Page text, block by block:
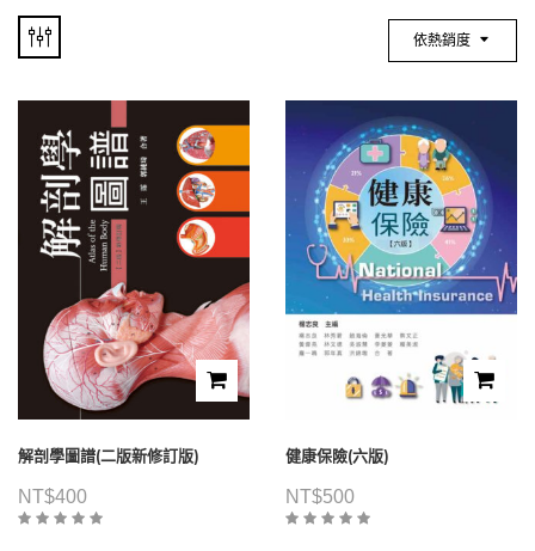
依熱銷度
解剖學圖譜(二版新修訂版)
NT$400
健康保險(六版)
NT$500